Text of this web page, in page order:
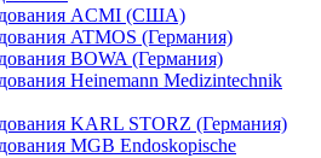
ACMI (США)
ATMOS (Германия)
BOWA (Германия)
Heinemann Medizintechnik
KARL STORZ (Германия)
MGB Endoskopische